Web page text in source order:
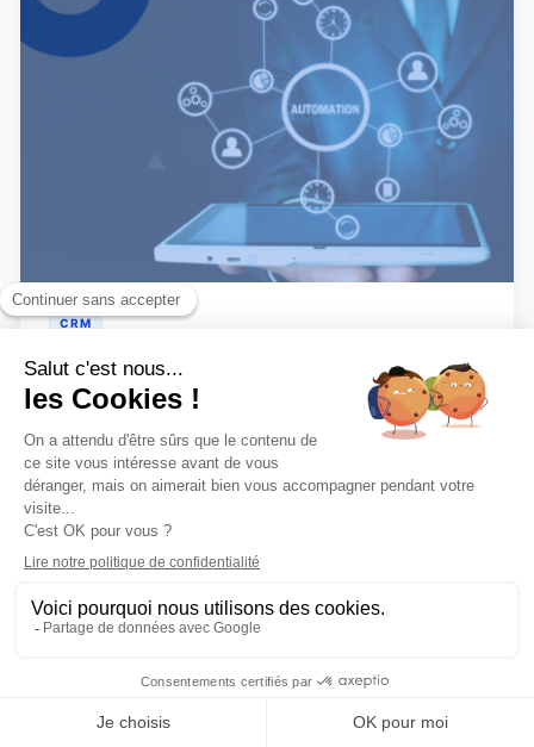
CRM
Pourquoi le marketing automation est
indispensable ?
Vous souhaiter augmenter votre chiffre d'affaires tout
en gagnant du temps pour d'autres tâches ?
Découvrez le marketing automation ! Qu'est ce que le
marketing automation ? Le marketing automation (en
français : automatisation du marketing) est un terme
qui désigne...
2 mai 2024